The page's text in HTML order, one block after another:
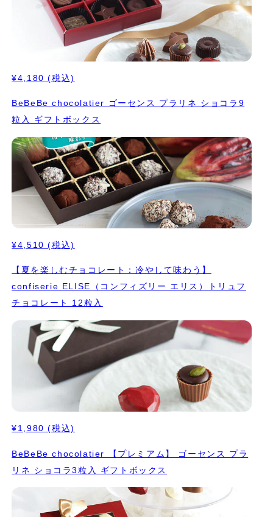
¥4,180 (税込)
BeBeBe chocolatier ゴーセンス プラリネ ショコラ9
粒入 ギフトボックス
¥4,510 (税込)
【夏を楽しむチョコレート：冷やして味わう】
confiserie ELISE（コンフィズリー エリス）トリュフ
チョコレート 12粒入
¥1,980 (税込)
BeBeBe chocolatier 【プレミアム】 ゴーセンス プラ
リネ ショコラ3粒入 ギフトボックス